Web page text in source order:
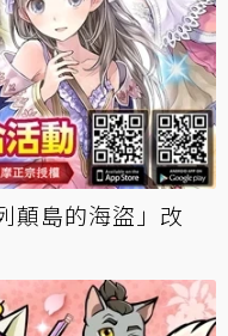
顛島的海盜」改